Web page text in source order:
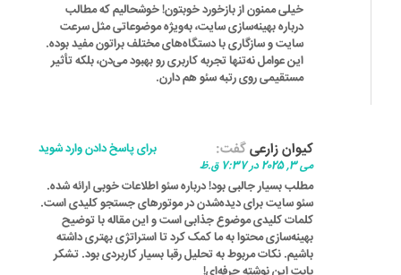
خیلی ممنون از بازخورد خوبتون! خوشحالیم که مطالب
درباره بهینه‌سازی سایت، به‌ویژه موضوعاتی مثل سرعت
سایت و سازگاری با دستگاه‌های مختلف براتون مفید بوده.
این عوامل نه‌تنها تجربه کاربری رو بهبود می‌دن، بلکه تأثیر
مستقیمی روی رتبه سئو هم دارن.
کیوان زارعیگفت:
می 3, 2025 در 7:37 ق.ظ
مطلب بسیار جالبی بود! درباره سئو اطلاعات خوبی ارائه شده.
سئو سایت برای دیده‌شدن در موتورهای جستجو کلیدی است.
کلمات کلیدی موضوع جذابی است و این مقاله با توضیح
بهینه‌سازی محتوا به ما کمک کرد تا استراتژی بهتری داشته
باشیم. نکات مربوط به تحلیل رقبا بسیار کاربردی بود. تشکر
برای پاسخ دادن وارد شوید